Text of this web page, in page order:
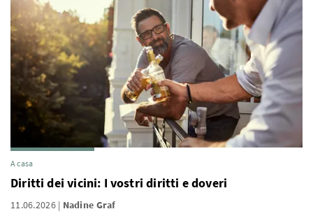
A casa
Diritti dei vicini: I vostri diritti e doveri
11.06.2026 Nadine Graf